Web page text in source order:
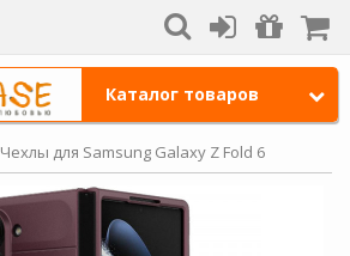
Каталог товаров
Чехлы для Samsung Galaxy Z Fold 6